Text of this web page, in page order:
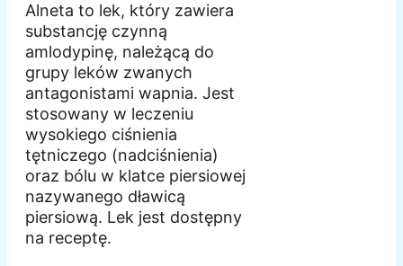
Alneta to lek, który zawiera
substancję czynną
amlodypinę, należącą do
grupy leków zwanych
antagonistami wapnia. Jest
stosowany w leczeniu
wysokiego ciśnienia
tętniczego (nadciśnienia)
oraz bólu w klatce piersiowej
nazywanego dławicą
piersiową. Lek jest dostępny
na receptę.